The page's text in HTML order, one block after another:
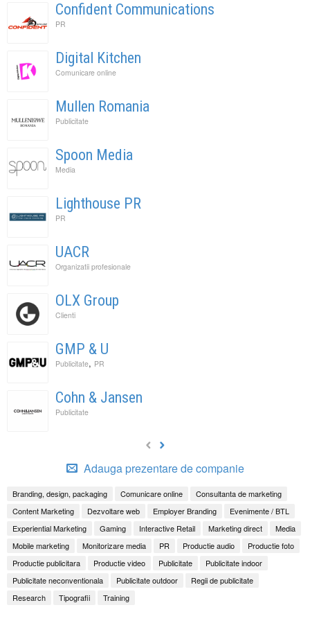
Confident Communications
PR
Digital Kitchen
Comunicare online
Mullen Romania
Publicitate
Spoon Media
Media
Lighthouse PR
PR
UACR
Organizatii profesionale
OLX Group
Clienti
GMP & U
Publicitate, PR
Cohn & Jansen
Publicitate
Adauga prezentare de companie
Branding, design, packaging Comunicare online
Consultanta de marketing
Content Marketing
Dezvoltare web Employer Branding
Evenimente / BTL
Experiential Marketing
Gaming Interactive Retail Marketing direct
Media
Mobile marketing
Monitorizare media PR Productie audio
Productie foto
Productie publicitara
Productie video Publicitate
Publicitate indoor
Publicitate neconventionala
Publicitate outdoor
Regii de publicitate
Research
Tipografii Training